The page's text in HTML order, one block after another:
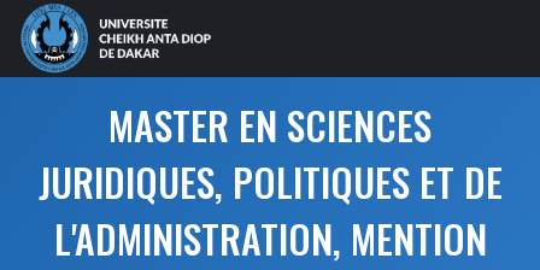
MASTER EN SCIENCES
JURIDIQUES, POLITIQUES ET DE
L'ADMINISTRATION, MENTION